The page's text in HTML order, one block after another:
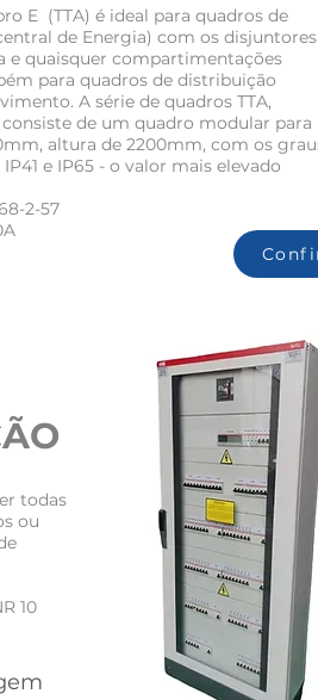
E (TTA) é ideal para quadros de
de Energia) com os disjuntores
e quaisquer compartimentações
para quadros de distribuição
A série de quadros TTA,
de um quadro modular para
altura de 2200mm, com os
e IP65 - o valor mais elevado
2-57
todas
ou
10